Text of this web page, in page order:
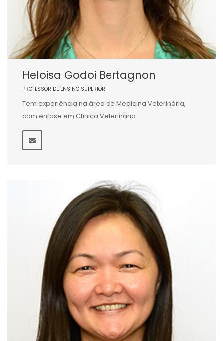
Heloisa Godoi Bertagnon
PROFESSOR DE ENSINO SUPERIOR
Tem experiência na área de Medicina Veterinária,
com ênfase em Clínica Veterinária